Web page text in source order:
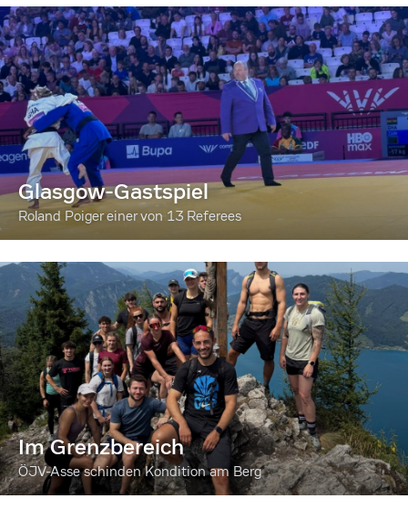
Glasgow-Gastspiel
Roland Poiger einer von 13 Referees
Im Grenzbereich
ÖJV-Asse schinden Kondition am Berg